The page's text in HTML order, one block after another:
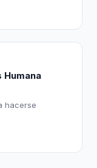
Humana
hacerse